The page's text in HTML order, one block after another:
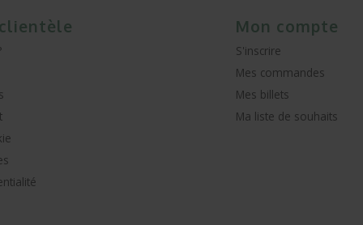
Mon compte
S'inscrire
Mes commandes
Mes billets
Ma liste de souhaits